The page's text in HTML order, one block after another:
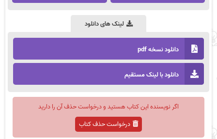
لینک های دانلود
دانلود نسخه pdf
دانلود با لینک مستقیم
اگر نویسنده این کتاب هستید و درخواست حذف آن را دارید
درخواست حذف کتاب